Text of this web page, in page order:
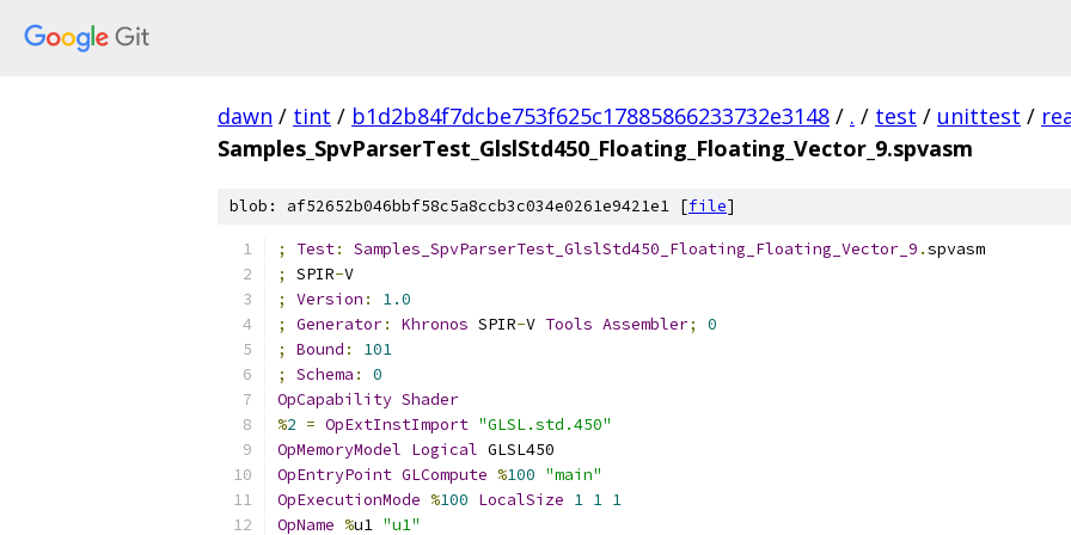
dawn / tint / b1d2b84f7dcbe753f625c17885866233732e3148 / . / test / unittest /
Samples_SpvParserTest_GlslStd450_Floating_Floating_Vector_9.spvasm
blob: af52652b046bbf58c5a8ccb3c034e0261e9421e1 [file]
; Test: Samples_SpvParserTest_GlslStd450_Floating_Floating_Vector_9 .spvasm
;
SPIR-V
;
Version :
1.0
;
Generator: Khronos SPIR-V Tools Assembler;
0
;
Bound :
101
;
Schema :
0
OpCapability Shader
%2 = OpExtInstImport "GLSL.std.450"
OpMemoryModel Logical GLSL450
OpEntryPoint GLCompute %100 "main"
OpExecutionMode %100 LocalSize 1 1 1
OpName %u1 "u1"